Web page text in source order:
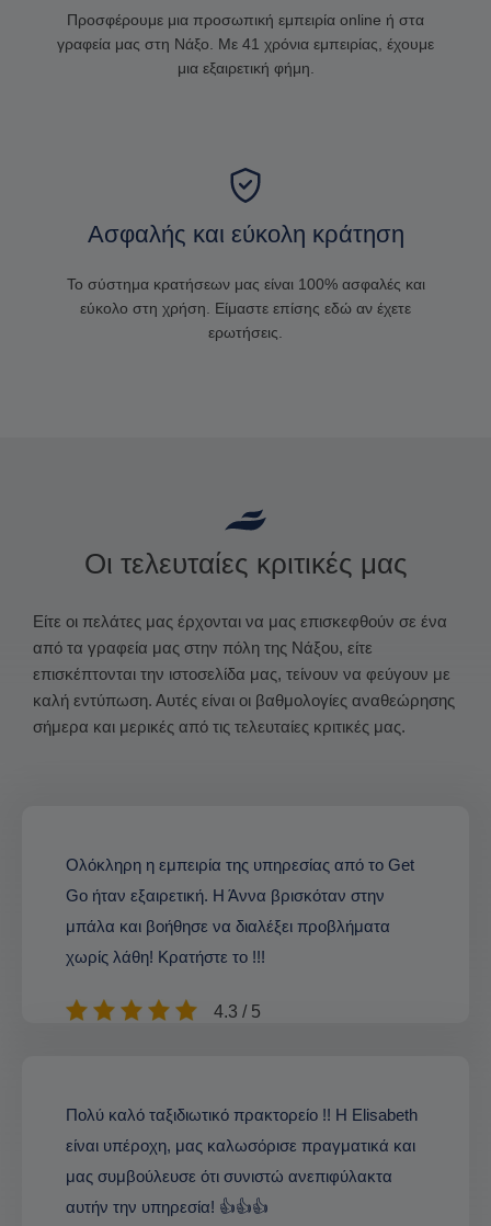
Προσφέρουμε μια προσωπική εμπειρία online ή στα
γραφεία μας στη Νάξο. Με 41 χρόνια εμπειρίας, έχουμε
μια εξαιρετική φήμη.
Ασφαλής και εύκολη κράτηση
Το σύστημα κρατήσεων μας είναι 100% ασφαλές και
εύκολο στη χρήση. Είμαστε επίσης εδώ αν έχετε
ερωτήσεις.
Οι τελευταίες κριτικές μας
Είτε οι πελάτες μας έρχονται να μας επισκεφθούν σε ένα
από τα γραφεία μας στην πόλη της Νάξου, είτε
επισκέπτονται την ιστοσελίδα μας, τείνουν να φεύγουν με
καλή εντύπωση. Αυτές είναι οι βαθμολογίες αναθεώρησης
σήμερα και μερικές από τις τελευταίες κριτικές μας.
Ολόκληρη η εμπειρία της υπηρεσίας από το Get
Go ήταν εξαιρετική. Η Άννα βρισκόταν στην
μπάλα και βοήθησε να διαλέξει προβλήματα
χωρίς λάθη! Κρατήστε το !!!
4.3 / 5
Πολύ καλό ταξιδιωτικό πρακτορείο !! Η Elisabeth
είναι υπέροχη, μας καλωσόρισε πραγματικά και
μας συμβούλευσε ότι συνιστώ ανεπιφύλακτα
αυτήν την υπηρεσία! 👍👍👍